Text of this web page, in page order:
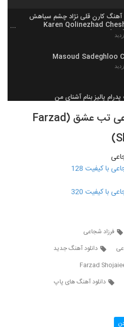
آهنگ کارن قلی نژاد چشم سیاهش
(Karen Qolinezhad
Masoud Sadeghloo
پالیز بنام آشنای من
زیبای رو به راه نیستم از رضا ساجدی
دانلود آهنگ فرزاد شجاعی تب عشق (Farzad
با کیفیت 128
با کیفیت 320
فرزاد شجاعی
دانلود آهنگ جدید
Farzad
دانلود آهنگ های پاپ